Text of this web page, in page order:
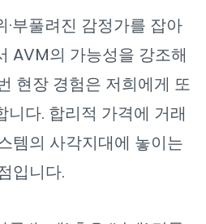
부풀려진 감정가를 잡아
AVM의 가능성을 강조해
현장 경험은 저희에게 또
다. 합리적 가격에 거래
템의 사각지대에 놓이는
입니다.